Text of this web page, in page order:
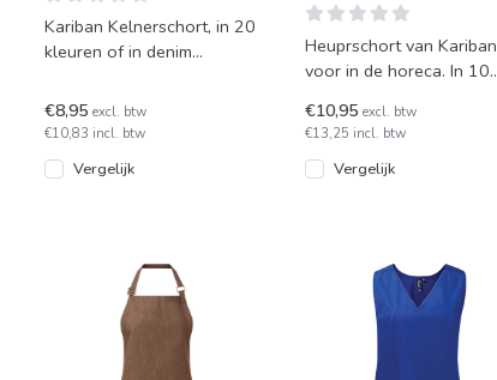
Kariban Kelnerschort, in 20
kleuren of in denim
leverbaar.
€8,95 excl. btw
€10,83 incl. btw
Vergelijk
Heuprschort van Kariban
voor in de horeca. In 10
€10,95 excl. btw
€13,25 incl. btw
Vergelijk